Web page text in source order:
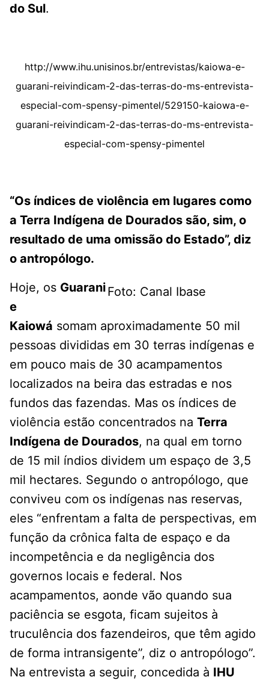
do Sul.
http://www.ihu.unisinos.br/entrevistas/kaiowa-e-
guarani-reivindicam-2-das-terras-do-ms-entrevista-
especial-com-spensy-pimentel/529150-kaiowa-e-
guarani-reivindicam-2-das-terras-do-ms-entrevista-
especial-com-spensy-pimentel
“Os índices de violência em lugares como
a Terra Indígena de Dourados são, sim, o
resultado de uma omissão do Estado”, diz
o antropólogo.
Foto: Canal Ibase
Hoje, os Guarani
e
Kaiowá somam aproximadamente 50 mil
pessoas divididas em 30 terras indígenas e
em pouco mais de 30 acampamentos
localizados na beira das estradas e nos
fundos das fazendas. Mas os índices de
violência estão concentrados na Terra
Indígena de Dourados, na qual em torno
de 15 mil índios dividem um espaço de 3,5
mil hectares. Segundo o antropólogo, que
conviveu com os indígenas nas reservas,
eles “enfrentam a falta de perspectivas, em
função da crônica falta de espaço e da
incompetência e da negligência dos
governos locais e federal. Nos
acampamentos, aonde vão quando sua
paciência se esgota, ficam sujeitos à
truculência dos fazendeiros, que têm agido
de forma intransigente”, diz o antropólogo”.
Na entrevista a seguir, concedida à IHU